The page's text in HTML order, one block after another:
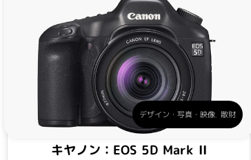
デザイン・写真・映像,散財
キヤノン：EOS 5D Mark II